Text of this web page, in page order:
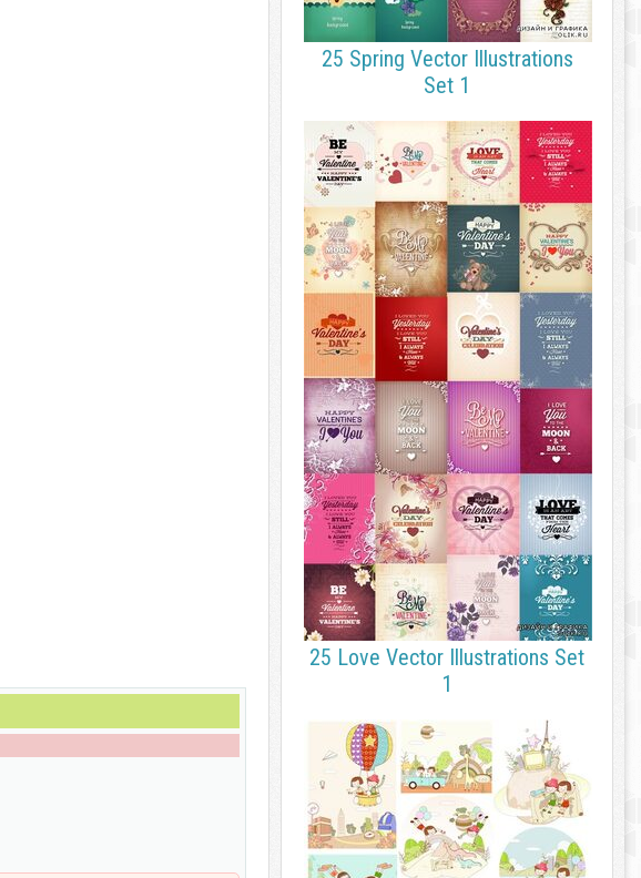
25 Spring Vector Illustrations
Set 1
25 Love Vector Illustrations Set
1